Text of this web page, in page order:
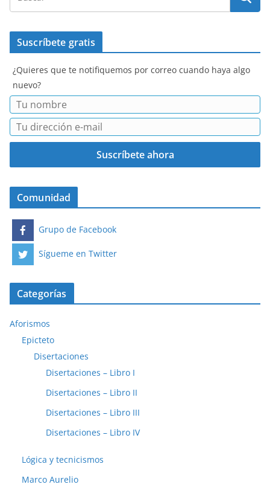
Suscríbete gratis
¿Quieres que te notifiquemos por correo cuando haya algo
nuevo?
Comunidad
Grupo de Facebook
Sígueme en Twitter
Categorías
Aforismos
Epicteto
Disertaciones
Disertaciones – Libro I
Disertaciones – Libro II
Disertaciones – Libro III
Disertaciones – Libro IV
Lógica y tecnicismos
Marco Aurelio